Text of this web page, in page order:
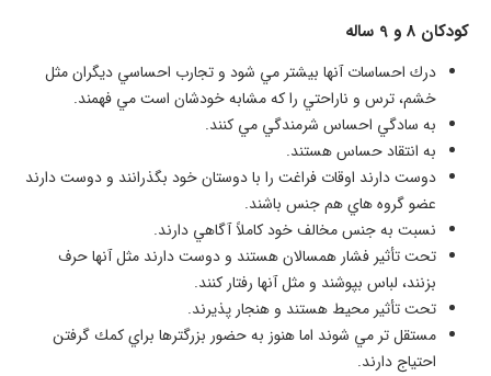
كودكان 8 و 9 ساله
درك احساسات آنها بيشتر مي شود و تجارب احساسي ديگران مثل
خشم، ترس و ناراحتي را كه مشابه خودشان است مي فهمند.
به سادگي احساس شرمندگي مي كنند.
به انتقاد حساس هستند.
دوست دارند اوقات فراغت را با دوستان خود بگذرانند و دوست دارند
عضو گروه هاي هم جنس باشند.
نسبت به جنس مخالف خود كاملاً آگاهي دارند.
تحت تأثير فشار همسالان هستند و دوست دارند مثل آنها حرف
بزنند، لباس بپوشند و مثل آنها رفتار كنند.
تحت تأثير محيط هستند و هنجار پذيرند.
مستقل تر مي شوند اما هنوز به حضور بزرگترها براي كمك گرفتن
احتياج دارند.​